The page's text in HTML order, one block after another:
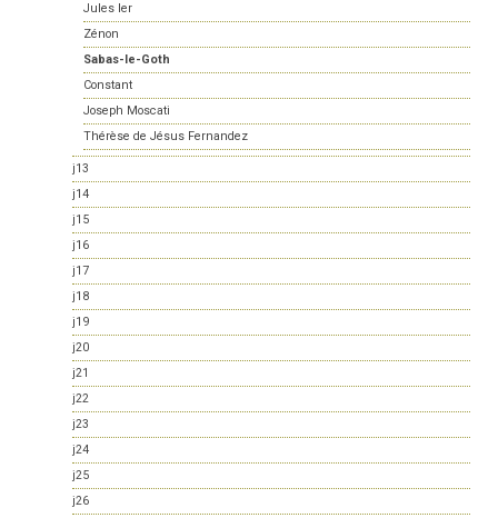
Jules Ier
Zénon
Sabas-le-Goth
Constant
Joseph Moscati
Thérèse de Jésus Fernandez
j13
j14
j15
j16
j17
j18
j19
j20
j21
j22
j23
j24
j25
j26